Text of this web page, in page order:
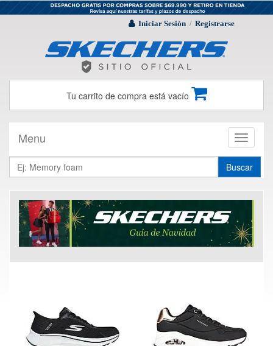
Iniciar Sesión / Registrarse
Tu carrito de compra está vacío
Toggle
Menu
Buscar